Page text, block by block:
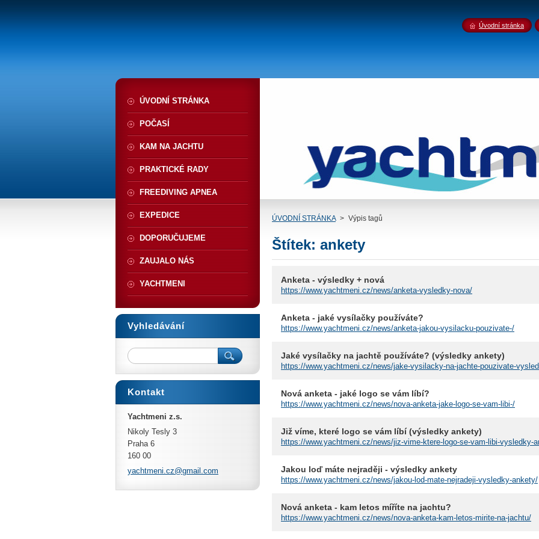
ÚVODNÍ STRÁNKA > Výpis tagů
Štítek: ankety
Anketa - výsledky + nová
https://www.yachtmeni.cz/news/anketa-vysledky-nova/
Anketa - jaké vysílačky používáte?
https://www.yachtmeni.cz/news/anketa-jakou-vysilacku-pouzivate-/
Jaké vysílačky na jachtě používáte? (výsledky ankety)
https://www.yachtmeni.cz/news/jake-vysilacky-na-jachte-pouzivate-
Nová anketa - jaké logo se vám líbí?
https://www.yachtmeni.cz/news/nova-anketa-jake-logo-se-vam-libi-/
Již víme, které logo se vám líbí (výsledky ankety)
https://www.yachtmeni.cz/news/jiz-vime-ktere-logo-se-vam-libi-vysledky-
Jakou loď máte nejraději - výsledky ankety
https://www.yachtmeni.cz/news/jakou-lod-mate-nejradeji-vysledky-ankety/
Nová anketa - kam letos míříte na jachtu?
https://www.yachtmeni.cz/news/nova-anketa-kam-letos-mirite-na-jachtu/
ÚVODNÍ STRÁNKA
POČASÍ
KAM NA JACHTU
PRAKTICKÉ RADY
FREEDIVING APNEA
EXPEDICE
DOPORUČUJEME
ZAUJALO NÁS
YACHTMENI
Vyhledávání
Kontakt
Yachtmeni z.s.
Nikoly Tesly 3
Praha 6
160 00
yachtmeni.cz@gmail.com
Úvodní stránka